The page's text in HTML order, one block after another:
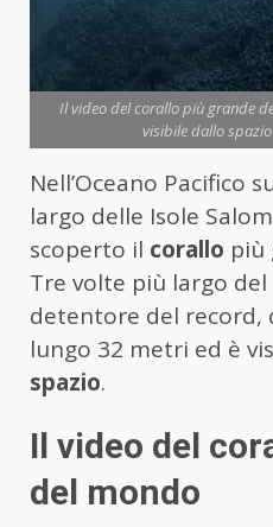
Il video del corallo più grande
visibile dallo
Nell’Oceano Pacifico
largo delle Isole
scoperto il corallo più
Tre volte più largo
detentore del record,
lungo 32 metri ed è
spazio.
Il video del
del mondo